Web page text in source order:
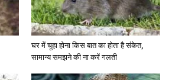
घर में चूहा होना किस बात का होता है संकेत,
सामान्य समझने की ना करें गलती